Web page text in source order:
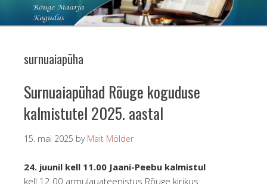
surnuaiapüha
Surnuaiapühad Rõuge koguduse
kalmistutel 2025. aastal
15. mai 2025 by Mait Mölder
24. juunil kell 11.00 Jaani-Peebu kalmistul
kell 12.00 armulauateenistus Rõuge kirikus